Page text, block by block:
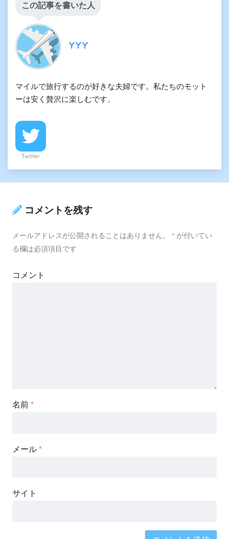
この記事を書いた人
YYY
マイルで旅行するのが好きな夫婦です。私たちのモット
ーは安く贅沢に楽しむです。
Twitter
コメントを残す
メールアドレスが公開されることはありません。 * が付いてい
る欄は必須項目です
コメント
名前 *
メール *
サイト